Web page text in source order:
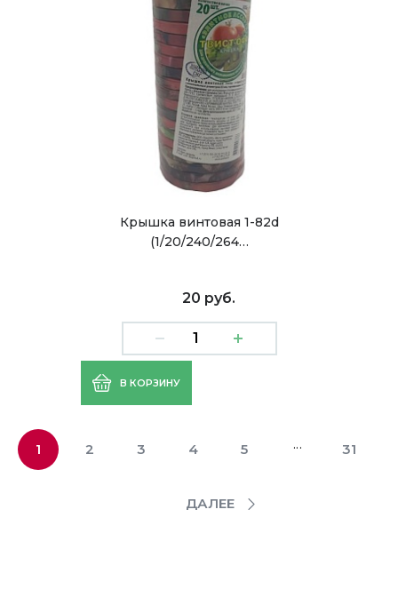
Крышка винтовая 1-82d
(1/20/240/264…
20 руб.
В КОРЗИНУ
1 2 3 4 5 ... 31
ДАЛЕЕ